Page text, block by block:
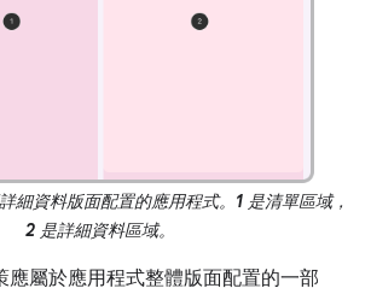
細資料版面配置的應用程式。 1 是清單區域，
2 是詳細資料區域。
應屬於應用程式整體版面配置的一部